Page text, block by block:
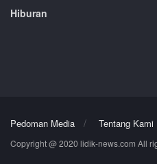
Hiburan
Pedoman Media Tentang Kami
Copyright @ 2020 lidik-news.com All